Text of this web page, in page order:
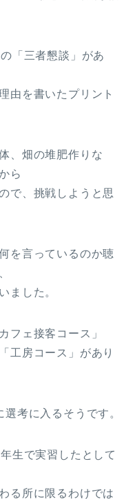
「三者懇談」があ
由を書いたプリント
、畑の堆肥作りな
ら
で、挑戦しようと思
を言っているのか聴
ました。
フェ接客コース」
工房コース」があり
考に入るそうです。
生で実習したとして
る所に限るわけでは